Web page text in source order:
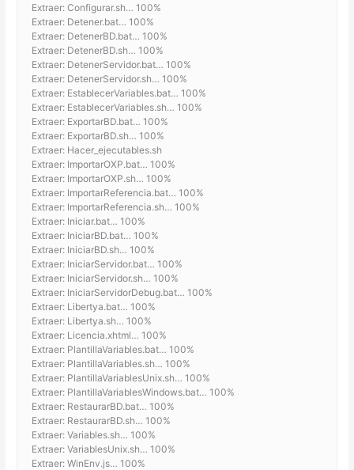
Extraer: Configurar.sh… 100%
Extraer: Detener.bat… 100%
Extraer: DetenerBD.bat… 100%
Extraer: DetenerBD.sh… 100%
Extraer: DetenerServidor.bat… 100%
Extraer: DetenerServidor.sh… 100%
Extraer: EstablecerVariables.bat… 100%
Extraer: EstablecerVariables.sh… 100%
Extraer: ExportarBD.bat… 100%
Extraer: ExportarBD.sh… 100%
Extraer: Hacer_ejecutables.sh
Extraer: ImportarOXP.bat… 100%
Extraer: ImportarOXP.sh… 100%
Extraer: ImportarReferencia.bat… 100%
Extraer: ImportarReferencia.sh… 100%
Extraer: Iniciar.bat… 100%
Extraer: IniciarBD.bat… 100%
Extraer: IniciarBD.sh… 100%
Extraer: IniciarServidor.bat… 100%
Extraer: IniciarServidor.sh… 100%
Extraer: IniciarServidorDebug.bat… 100%
Extraer: Libertya.bat… 100%
Extraer: Libertya.sh… 100%
Extraer: Licencia.xhtml… 100%
Extraer: PlantillaVariables.bat… 100%
Extraer: PlantillaVariables.sh… 100%
Extraer: PlantillaVariablesUnix.sh… 100%
Extraer: PlantillaVariablesWindows.bat… 100%
Extraer: RestaurarBD.bat… 100%
Extraer: RestaurarBD.sh… 100%
Extraer: Variables.sh… 100%
Extraer: VariablesUnix.sh… 100%
Extraer: WinEnv.js… 100%